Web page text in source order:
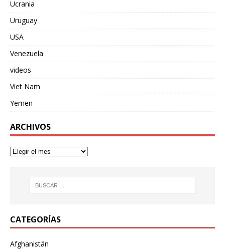
Ucrania
Uruguay
USA
Venezuela
videos
Viet Nam
Yemen
ARCHIVOS
CATEGORÍAS
Afghanistán